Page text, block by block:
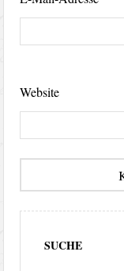
Website
SUCHE